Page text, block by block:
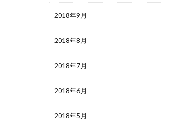
2018年9月
2018年8月
2018年7月
2018年6月
2018年5月